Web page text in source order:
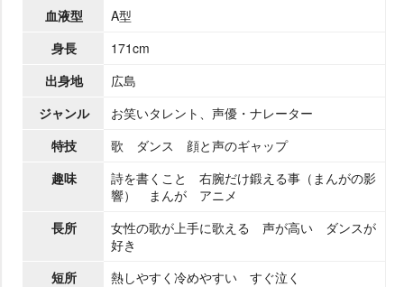
血液型
A型
身長
171cm
出身地
広島
ジャンル
お笑いタレント、声優・ナレーター
特技
歌 ダンス 顔と声のギャップ
趣味
詩を書くこと 右腕だけ鍛える事（まんがの影
響） まんが アニメ
長所
女性の歌が上手に歌える 声が高い ダンスが
好き
短所
熱しやすく冷めやすい すぐ泣く